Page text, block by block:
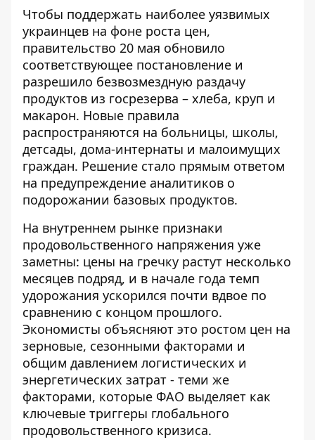
Чтобы поддержать наиболее уязвимых
украинцев на фоне роста цен,
правительство 20 мая обновило
соответствующее постановление и
разрешило безвозмездную раздачу
продуктов из госрезерва – хлеба, круп и
макарон. Новые правила
распространяются на больницы, школы,
детсады, дома-интернаты и малоимущих
граждан. Решение стало прямым ответом
на предупреждение аналитиков о
подорожании базовых продуктов.
На внутреннем рынке признаки
продовольственного напряжения уже
заметны: цены на гречку растут несколько
месяцев подряд, и в начале года темп
удорожания ускорился почти вдвое по
сравнению с концом прошлого.
Экономисты объясняют это ростом цен на
зерновые, сезонными факторами и
общим давлением логистических и
энергетических затрат - теми же
факторами, которые ФАО выделяет как
ключевые триггеры глобального
продовольственного кризиса.